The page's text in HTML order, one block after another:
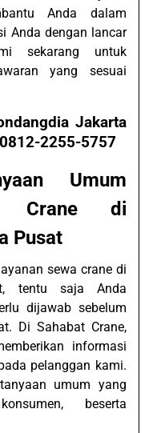
Anda dalam
Anda dengan lancar
sekarang untuk
yang sesuai
Jakarta
2255-5757
Umum
Crane di
Pusat
sewa crane di
tentu saja Anda
dijawab sebelum
Di Sahabat Crane,
informasi
pelanggan kami.
umum yang
beserta